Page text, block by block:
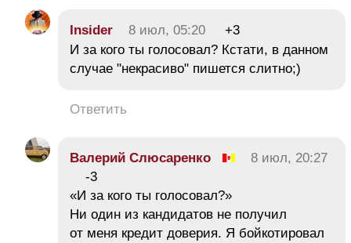
Insider 8 июл, 05:20
+3
И за кого ты голосовал? Кстати, в данном
случае "некрасиво" пишется слитно;)
Ответить
Валерий Слюсаренко
8 июл, 20:27
-3
«И за кого ты голосовал?»
Ни один из кандидатов не получил
от меня кредит доверия. Я бойкотировал